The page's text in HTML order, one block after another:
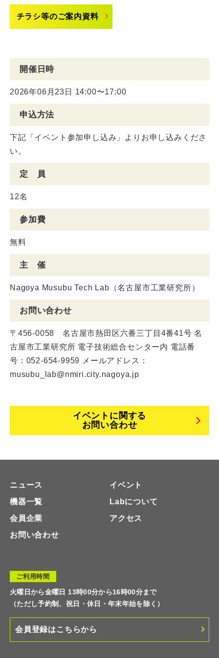
チラシ等のご案内資料
開催日時
2026年06月23日 14:00〜17:00
申込方法
下記「イベント参加申し込み」よりお申し込みくださ
い。
定 員
12名
参加費
無料
主 催
Nagoya Musubu Tech Lab（名古屋市工業研究所）
お問い合わせ
〒456-0058 名古屋市熱田区六番三丁目4番41号 名
古屋市工業研究所 電子技術総合センター内 電話番
号：052-654-9959 メールアドレス：
musubu_lab@nmiri.city.nagoya.jp
イベントに関する
お問い合わせ
ご利用時間
火曜日から金曜日 13時00分から16時00分まで
（ただし予約制、祝日・休日・年末年始を除く）
会員登録はこちらから
ニュース
イベント
機器一覧
Labについて
会員企業
アクセス
お問い合わせ